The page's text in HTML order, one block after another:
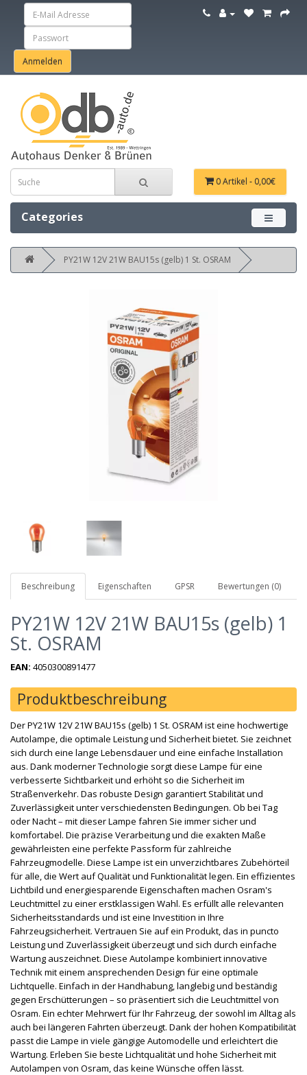
0 Artikel - 0,00€
Categories Menü
PY21W 12V 21W BAU15s (gelb) 1 St. OSRAM
Beschreibung Eigenschaften GPSR Bewertungen (0)
PY21W 12V 21W BAU15s (gelb) 1
St. OSRAM
EAN: 4050300891477
Produktbeschreibung
Der PY21W 12V 21W BAU15s (gelb) 1 St. OSRAM ist eine hochwertige
Autolampe, die optimale Leistung und Sicherheit bietet. Sie zeichnet
sich durch eine lange Lebensdauer und eine einfache Installation
aus. Dank moderner Technologie sorgt diese Lampe für eine
verbesserte Sichtbarkeit und erhöht so die Sicherheit im
Straßenverkehr. Das robuste Design garantiert Stabilität und
Zuverlässigkeit unter verschiedensten Bedingungen. Ob bei Tag
oder Nacht – mit dieser Lampe fahren Sie immer sicher und
komfortabel. Die präzise Verarbeitung und die exakten Maße
gewährleisten eine perfekte Passform für zahlreiche
Fahrzeugmodelle. Diese Lampe ist ein unverzichtbares Zubehörteil
für alle, die Wert auf Qualität und Funktionalität legen. Ein effizientes
Lichtbild und energiesparende Eigenschaften machen Osram's
Leuchtmittel zu einer erstklassigen Wahl. Es erfüllt alle relevanten
Sicherheitsstandards und ist eine Investition in Ihre
Fahrzeugsicherheit. Vertrauen Sie auf ein Produkt, das in puncto
Leistung und Zuverlässigkeit überzeugt und sich durch einfache
Wartung auszeichnet. Diese Autolampe kombiniert innovative
Technik mit einem ansprechenden Design für eine optimale
Lichtquelle. Einfach in der Handhabung, langlebig und beständig
gegen Erschütterungen – so präsentiert sich die Leuchtmittel von
Osram. Ein echter Mehrwert für Ihr Fahrzeug, der sowohl im Alltag als
auch bei längeren Fahrten überzeugt. Dank der hohen Kompatibilität
passt die Lampe in viele gängige Automodelle und erleichtert die
Wartung. Erleben Sie beste Lichtqualität und hohe Sicherheit mit
Autolampen von Osram, das keine Wünsche offen lässt.